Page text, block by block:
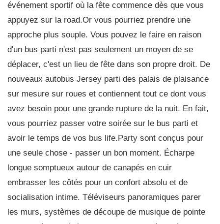
événement sportif où la fête commence dès que vous
appuyez sur la road.Or vous pourriez prendre une
approche plus souple. Vous pouvez le faire en raison
d'un bus parti n'est pas seulement un moyen de se
déplacer, c'est un lieu de fête dans son propre droit. De
nouveaux autobus Jersey parti des palais de plaisance
sur mesure sur roues et contiennent tout ce dont vous
avez besoin pour une grande rupture de la nuit. En fait,
vous pourriez passer votre soirée sur le bus parti et
avoir le temps de vos bus life.Party sont conçus pour
une seule chose - passer un bon moment. Écharpe
longue somptueux autour de canapés en cuir
embrasser les côtés pour un confort absolu et de
socialisation intime. Téléviseurs panoramiques parer
les murs, systèmes de découpe de musique de pointe